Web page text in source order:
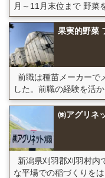
月～11月末位まで 野菜
果実的野菜
前職は種苗メーカーで
した。前職の経験を活
㈱アグリネ
新潟県刈羽郡刈羽村内
な平場での稲づくりを